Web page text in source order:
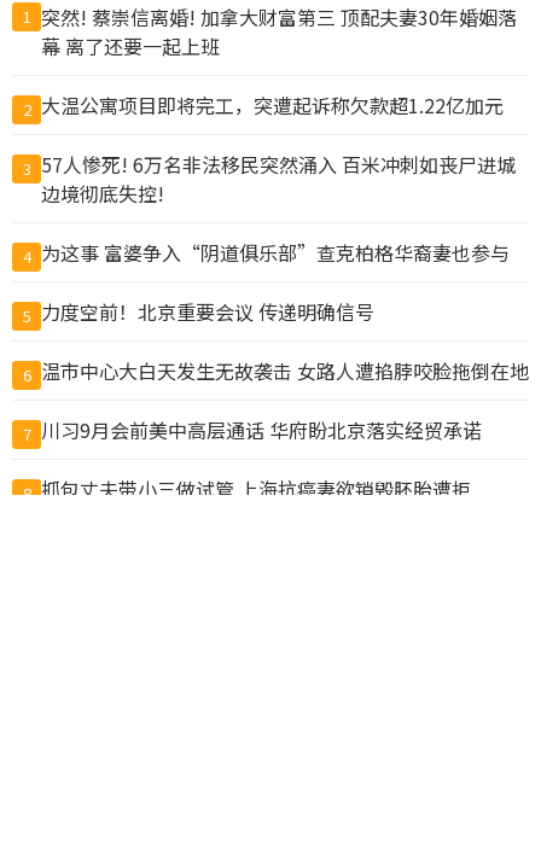
1 突然! 蔡崇信离婚! 加拿大财富第三 顶配夫妻30年婚姻落
幕 离了还要一起上班
2 大温公寓项目即将完工，突遭起诉称欠款超1.22亿加元
3 57人惨死! 6万名非法移民突然涌入 百米冲刺如丧尸进城
边境彻底失控!
4 为这事 富婆争入“阴道俱乐部”查克柏格华裔妻也参与
5 力度空前！北京重要会议 传递明确信号
6 温市中心大白天发生无故袭击 女路人遭掐脖咬脸拖倒在地
7 川习9月会前美中高层通话 华府盼北京落实经贸承诺
8 抓包丈夫带小三做试管 上海抗癌妻欲销毁胚胎遭拒